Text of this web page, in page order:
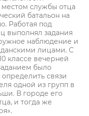
службы отца
батальон на
Работая под
выполнял задания
наблюдение и
лицами. С
классе вечерней
было
связи
одной из групп в
В городе его
и тогда же